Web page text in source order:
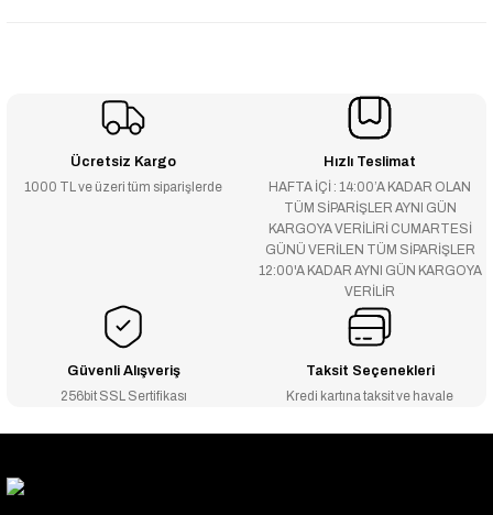
Ücretsiz Kargo
1000 TL ve üzeri tüm siparişlerde
Hızlı Teslimat
HAFTA İÇİ : 14:00’A KADAR OLAN
TÜM SİPARİŞLER AYNI GÜN
KARGOYA VERİLİRİ CUMARTESİ
GÜNÜ VERİLEN TÜM SİPARİŞLER
12:00'A KADAR AYNI GÜN KARGOYA
VERİLİR
Güvenli Alışveriş
256bit SSL Sertifikası
Taksit Seçenekleri
Kredi kartına taksit ve havale